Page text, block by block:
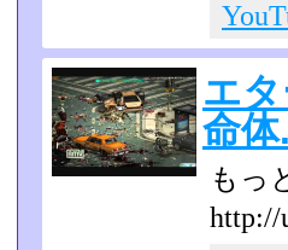
エ
命
もっ
http://